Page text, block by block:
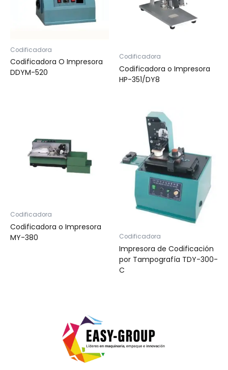
Codificadora
Codificadora O Impresora
DDYM-520
Codificadora
Codificadora o Impresora
HP-351/DY8
Codificadora
Codificadora o Impresora
MY-380
Codificadora
Impresora de Codificación
por Tampografía TDY-300-
C